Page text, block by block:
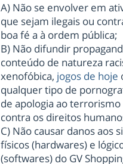
A) Não se envolver em
que sejam ilegais ou
boa fé a à ordem pública;
B) Não difundir
conteúdo de natureza
xenofóbica, jogos de hoje
qualquer tipo de
de apologia ao terrorismo
contra os direitos
C) Não causar danos aos
físicos (hardwares) e
(softwares) do GV